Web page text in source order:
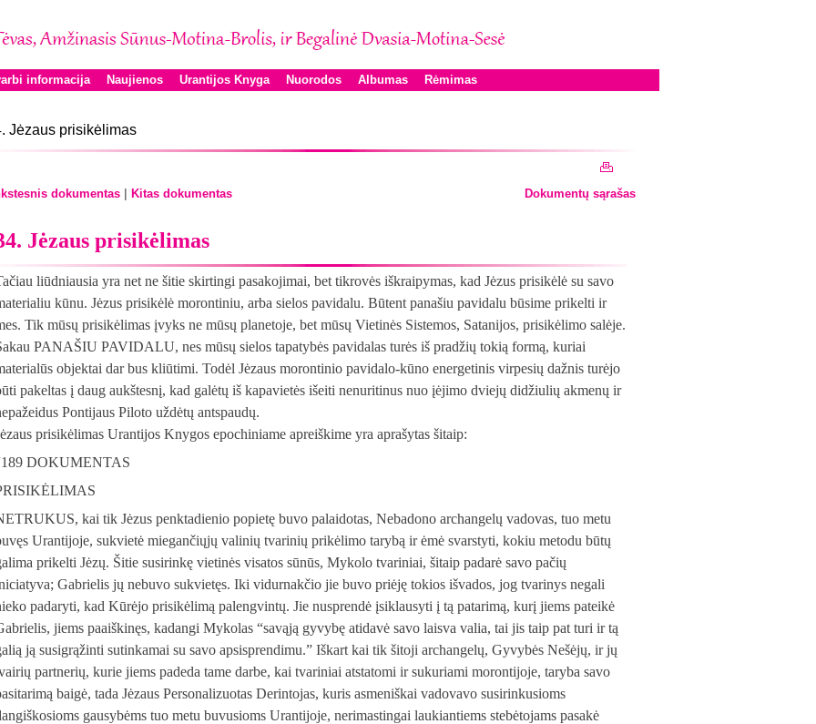
informacija Naujienos Urantijos Knyga Nuorodos Albumas Rėmimas
Jėzaus prisikėlimas
dokumentas | Kitas dokumentas Dokumentų sąrašas
Jėzaus prisikėlimas
liūdniausia yra net ne šitie skirtingi pasakojimai, bet tikrovės iškraipymas, kad Jėzus prisikėlė su savo
kūnu. Jėzus prisikėlė morontiniu, arba sielos pavidalu. Būtent panašiu pavidalu būsime prikelti ir
Tik mūsų prisikėlimas įvyks ne mūsų planetoje, bet mūsų Vietinės Sistemos, Satanijos, prisikėlimo salėje.
PANAŠIU PAVIDALU, nes mūsų sielos tapatybės pavidalas turės iš pradžių tokią formą, kuriai
objektai dar bus kliūtimi. Todėl Jėzaus morontinio pavidalo-kūno energetinis virpesių dažnis turėjo
pakeltas į daug aukštesnį, kad galėtų iš kapavietės išeiti nenuritinus nuo įėjimo dviejų didžiulių akmenų ir
Pontijaus Piloto uždėtų antspaudų.
prisikėlimas Urantijos Knygos epochiniame apreiškime yra aprašytas šitaip:
189 DOKUMENTAS
kai tik Jėzus penktadienio popietę buvo palaidotas, Nebadono archangelų vadovas, tuo metu
Urantijoje, sukvietė miegančiųjų valinių tvarinių prikėlimo tarybą ir ėmė svarstyti, kokiu metodu būtų
prikelti Jėzų. Šitie susirinkę vietinės visatos sūnūs, Mykolo tvariniai, šitaip padarė savo pačių
Gabrielis jų nebuvo sukvietęs. Iki vidurnakčio jie buvo priėję tokios išvados, jog tvarinys negali
padaryti, kad Kūrėjo prisikėlimą palengvintų. Jie nusprendė įsiklausyti į tą patarimą, kurį jiems pateikė
jiems paaiškinęs, kadangi Mykolas “savąją gyvybę atidavė savo laisva valia, tai jis taip pat turi ir tą
ją susigrąžinti sutinkamai su savo apsisprendimu.” Iškart kai tik šitoji archangelų, Gyvybės Nešėjų, ir jų
partnerių, kurie jiems padeda tame darbe, kai tvariniai atstatomi ir sukuriami morontijoje, taryba savo
baigė, tada Jėzaus Personalizuotas Derintojas, kuris asmeniškai vadovavo susirinkusioms
gausybėms tuo metu buvusioms Urantijoje, nerimastingai laukiantiems stebėtojams pasakė